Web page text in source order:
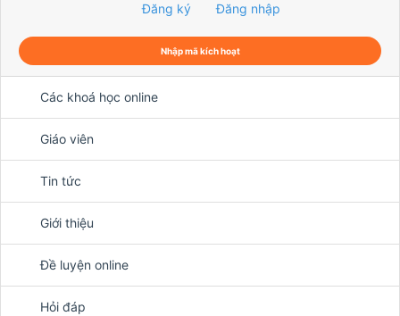
Đăng ký Đăng nhập
Nhập mã kích hoạt
Các khoá học online
Giáo viên
Tin tức
Giới thiệu
Đề luyện online
Hỏi đáp